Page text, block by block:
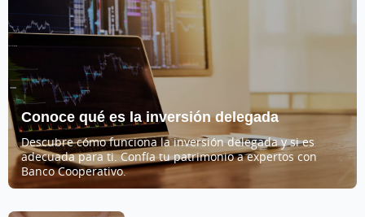
Conoce qué es la inversión delegada
Descubre cómo funciona la inversión delegada y si es
adecuada para ti. Confía tu patrimonio a expertos con
Banco Cooperativo.